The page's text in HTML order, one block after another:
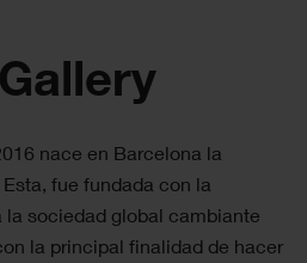
nace en Barcelona la
fue fundada con la
la sociedad global cambiante
la principal finalidad de hacer